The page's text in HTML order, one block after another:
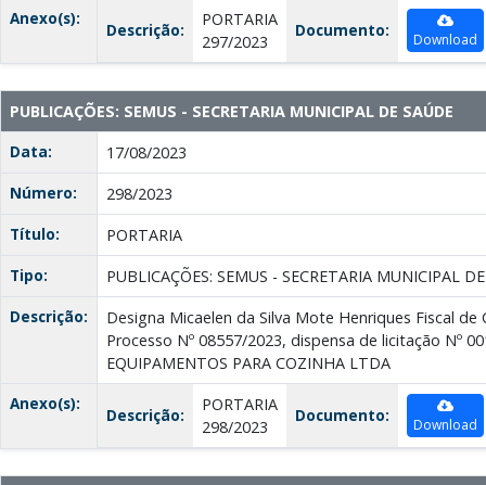
Anexo(s):
Descrição:
PORTARIA
297/2023
Documento: Download
PUBLICAÇÕES: SEMUS - SECRETARIA MUNICIPAL DE SAÚDE
Data:
17/08/2023
Número:
298/2023
Título:
PORTARIA
Tipo:
PUBLICAÇÕES: SEMUS - SECRETARIA MUNICIPAL
Descrição:
Designa Micaelen da Silva Mote Henriques Fiscal
Processo Nº 08557/2023, dispensa de licitação Nº
EQUIPAMENTOS PARA COZINHA LTDA
Anexo(s):
Descrição:
PORTARIA
298/2023
Documento: Download